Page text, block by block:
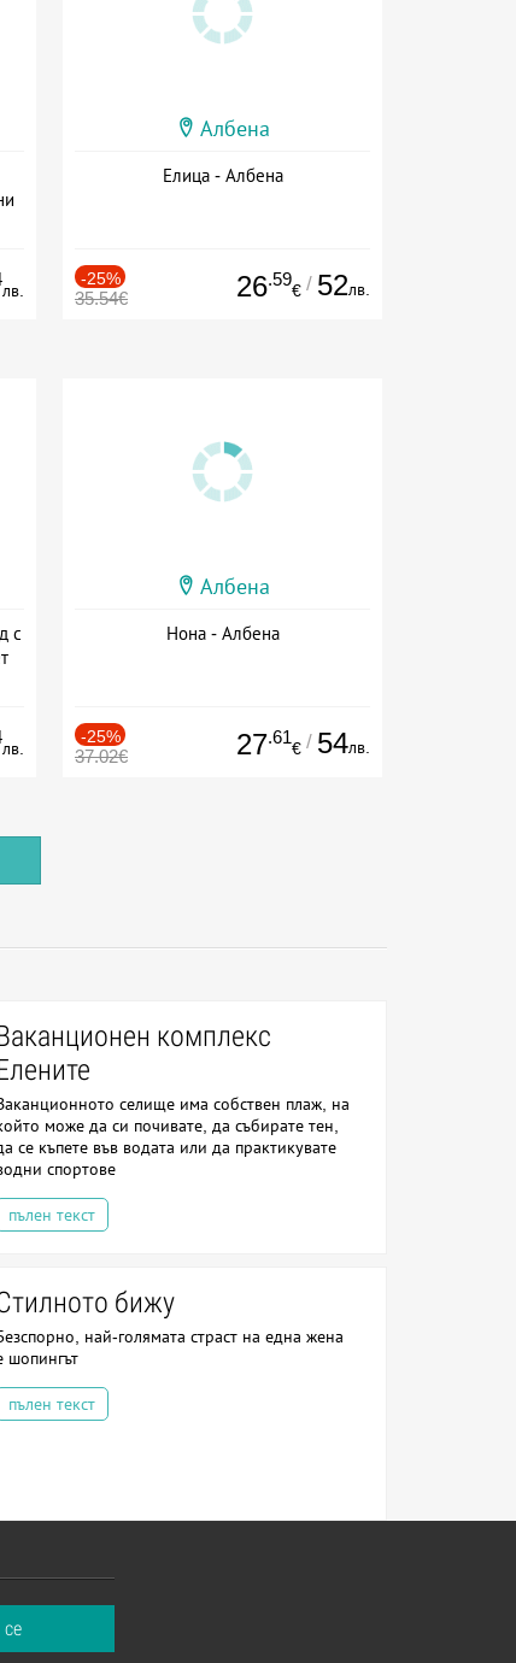
лв.
Албена
Елица - Албена
-25%
35.54€ 26.59
€ / 52лв.
с
лв.
Албена
Нона - Албена
-25%
37.02€ 27.61
€ / 54лв.
комплекс
селище има собствен плаж, на
може да си почивате, да събирате тен,
се къпете във водата или да практикувате
спортове
пълен текст
бижу
най-голямата страст на една жена
шопингът
пълен текст